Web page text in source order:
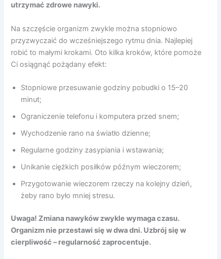
utrzymać zdrowe nawyki.
Na szczęście organizm zwykle można stopniowo
przyzwyczaić do wcześniejszego rytmu dnia. Najlepiej
robić to małymi krokami. Oto kilka kroków, które pomoże
Ci osiągnąć pożądany efekt:
Stopniowe przesuwanie godziny pobudki o 15–20
minut;
Ograniczenie telefonu i komputera przed snem;
Wychodzenie rano na światło dzienne;
Regularne godziny zasypiania i wstawania;
Unikanie ciężkich posiłków późnym wieczorem;
Przygotowanie wieczorem rzeczy na kolejny dzień,
żeby rano było mniej stresu.
Uwaga! Zmiana nawyków zwykle wymaga czasu.
Organizm nie przestawi się w dwa dni. Uzbrój się w
cierpliwość – regularność zaprocentuje.